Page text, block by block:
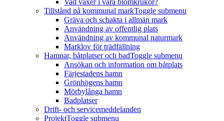
Vad växer i våra blomkrukor?
Tillstånd på kommunal markToggle submenu
Gräva och schakta i allmän mark
Användning av offentlig plats
Användning av kommunal naturmark
Marklov för trädfällning
Hamnar, båtplatser och badToggle submenu
Ansökan och information om båtplats
Färjestadens hamn
Grönhögens hamn
Mörbylånga hamn
Badplatser
Drift- och servicemeddelanden
ProjektToggle submenu